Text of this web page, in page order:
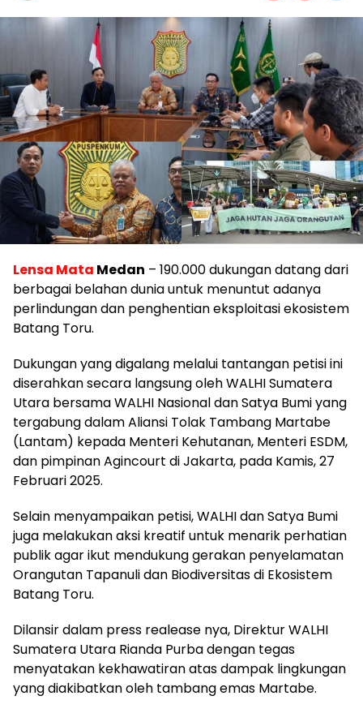
Lensa Mata Medan – 190.000 dukungan datang dari
berbagai belahan dunia untuk menuntut adanya
perlindungan dan penghentian eksploitasi ekosistem
Batang Toru.
Dukungan yang digalang melalui tantangan petisi ini
diserahkan secara langsung oleh WALHI Sumatera
Utara bersama WALHI Nasional dan Satya Bumi yang
tergabung dalam Aliansi Tolak Tambang Martabe
(Lantam) kepada Menteri Kehutanan, Menteri ESDM,
dan pimpinan Agincourt di Jakarta, pada Kamis, 27
Februari 2025.
Selain menyampaikan petisi, WALHI dan Satya Bumi
juga melakukan aksi kreatif untuk menarik perhatian
publik agar ikut mendukung gerakan penyelamatan
Orangutan Tapanuli dan Biodiversitas di Ekosistem
Batang Toru.
Dilansir dalam press realease nya, Direktur WALHI
Sumatera Utara Rianda Purba dengan tegas
menyatakan kekhawatiran atas dampak lingkungan
yang diakibatkan oleh tambang emas Martabe.